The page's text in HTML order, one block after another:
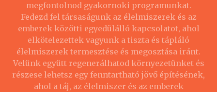
megfontolnod gyakornoki programunkat.
Fedezd fel társaságunk az élelmiszerek és az
emberek közötti egyedülálló kapcsolatot, ahol
elkötelezettek vagyunk a tiszta és tápláló
élelmiszerek termesztése és megosztása iránt.
Velünk együtt regenerálhatod környezetünket és
részese lehetsz egy fenntartható jövő építésének,
ahol a táj, az élelmiszer és az emberek